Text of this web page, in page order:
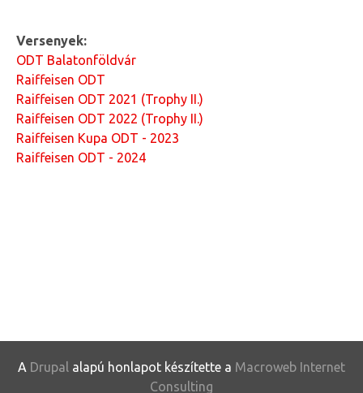
Versenyek:
ODT Balatonföldvár
Raiffeisen ODT
Raiffeisen ODT 2021 (Trophy II.)
Raiffeisen ODT 2022 (Trophy II.)
Raiffeisen Kupa ODT - 2023
Raiffeisen ODT - 2024
A Drupal alapú honlapot készítette a Macroweb Internet
Consulting